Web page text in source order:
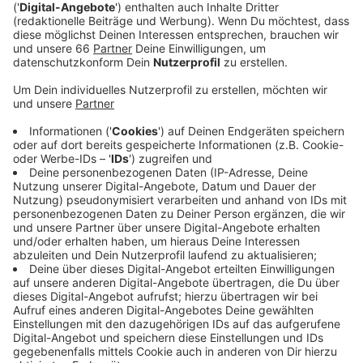
Hauptstadt Budapest.
Veröffentlicht:Donnerstag, 24.09.2020 00:13
Anzeige
Jogis Sprachnachricht: "Super Spreader Cup"